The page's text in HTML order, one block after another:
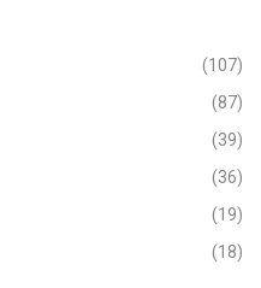
(107)
(87)
(39)
(36)
(19)
(18)